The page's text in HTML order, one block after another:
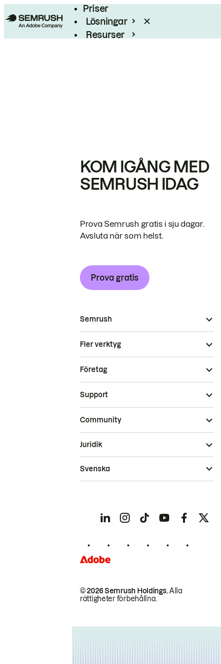
Priser
Lösningar
Resurser
KOM IGÅNG MED
SEMRUSH IDAG
Prova Semrush gratis i sju dagar.
Avsluta när som helst.
Prova gratis
Semrush
Fler verktyg
Företag
Support
Community
© 2026 Semrush Holdings.Alla
rättigheter förbehållna.
Juridik
Svenska